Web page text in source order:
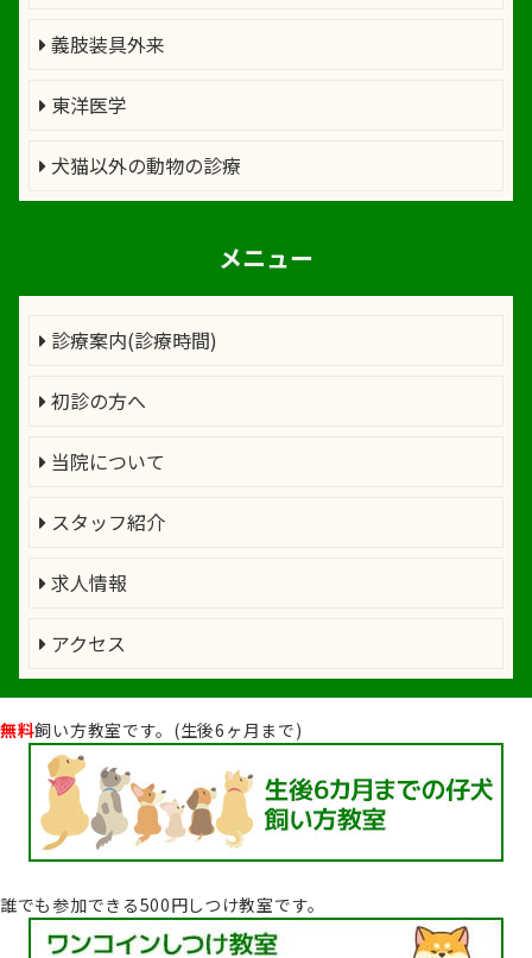
義肢装具外来
東洋医学
犬猫以外の動物の診療
メニュー
診療案内(診療時間)
初診の方へ
当院について
スタッフ紹介
求人情報
アクセス
無料飼い方教室です。(生後6ヶ月まで)
誰でも参加できる500円しつけ教室です。